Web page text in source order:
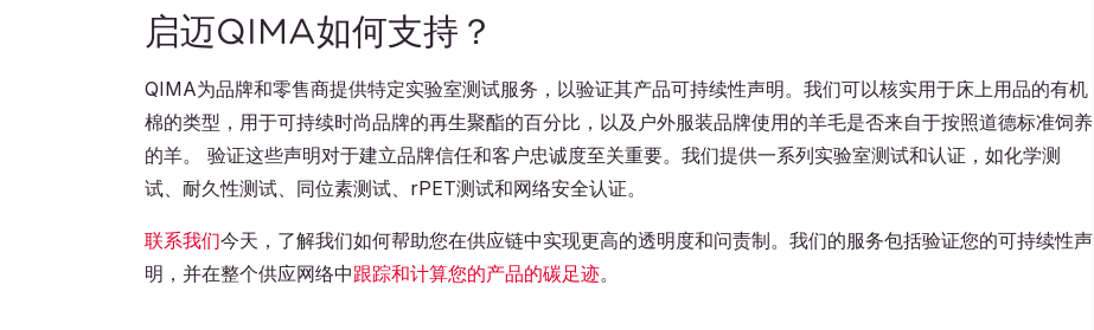
启迈QIMA如何支持？
QIMA为品牌和零售商提供特定实验室测试服务，以验证其产品可持续性声明。我们可以核实用于床上用品的有机
棉的类型，用于可持续时尚品牌的再生聚酯的百分比，以及户外服装品牌使用的羊毛是否来自于按照道德标准饲养
的羊。 验证这些声明对于建立品牌信任和客户忠诚度至关重要。我们提供一系列实验室测试和认证，如化学测
试、耐久性测试、同位素测试、rPET测试和网络安全认证。
联系我们今天，了解我们如何帮助您在供应链中实现更高的透明度和问责制。我们的服务包括验证您的可持续性声
明，并在整个供应网络中跟踪和计算您的产品的碳足迹。